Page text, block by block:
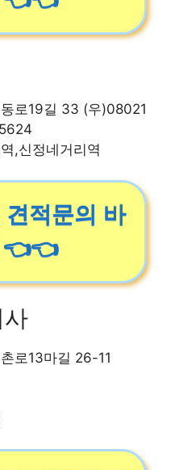
로19길 33 (우)08021
,신정네거리역
견적문의 바
👈👈
로13마길 26-11